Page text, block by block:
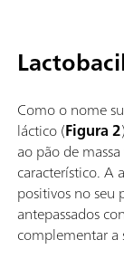
Como o nome
láctico (Figura 2
ao pão de
característico. A
positivos no seu
antepassados
complementar a